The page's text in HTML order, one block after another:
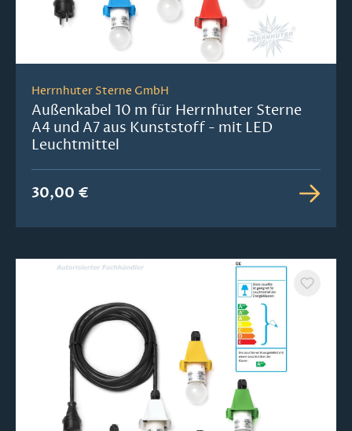
Herrnhuter Sterne GmbH
Außenkabel 10 m für Herrnhuter Sterne
A4 und A7 aus Kunststoff - mit LED
Leuchtmittel
30,00 €